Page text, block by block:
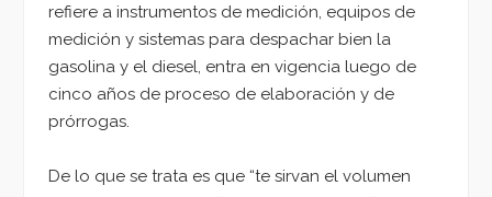
refiere a instrumentos de medición, equipos de
medición y sistemas para despachar bien la
gasolina y el diesel, entra en vigencia luego de
cinco años de proceso de elaboración y de
prórrogas.
De lo que se trata es que “te sirvan el volumen